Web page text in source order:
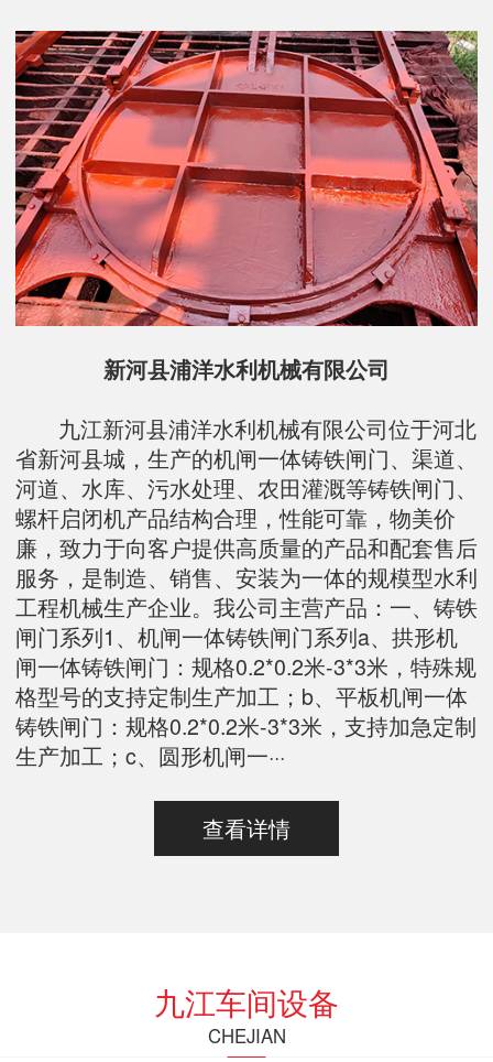
新河县浦洋水利机械有限公司
九江新河县浦洋水利机械有限公司位于河北
省新河县城，生产的机闸一体铸铁闸门、渠道、
河道、水库、污水处理、农田灌溉等铸铁闸门、
螺杆启闭机产品结构合理，性能可靠，物美价
廉，致力于向客户提供高质量的产品和配套售后
服务，是制造、销售、安装为一体的规模型水利
工程机械生产企业。我公司主营产品：一、铸铁
闸门系列1、机闸一体铸铁闸门系列a、拱形机
闸一体铸铁闸门：规格0.2*0.2米-3*3米，特殊规
格型号的支持定制生产加工；b、平板机闸一体
铸铁闸门：规格0.2*0.2米-3*3米，支持加急定制
生产加工；c、圆形机闸一···
查看详情
九江车间设备
CHEJIAN